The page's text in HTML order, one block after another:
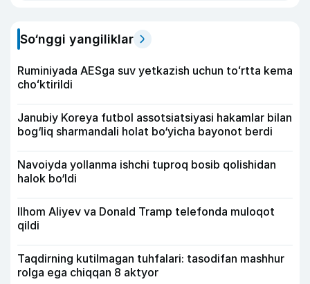
So‘nggi yangiliklar
Ruminiyada AESga suv yetkazish uchun toʻrtta kema
choʻktirildi
Janubiy Koreya futbol assotsiatsiyasi hakamlar bilan
bog‘liq sharmandali holat bo‘yicha bayonot berdi
Navoiyda yollanma ishchi tuproq bosib qolishidan
halok bo‘ldi
Ilhom Aliyev va Donald Tramp telefonda muloqot
qildi
Taqdirning kutilmagan tuhfalari: tasodifan mashhur
rolga ega chiqqan 8 aktyor